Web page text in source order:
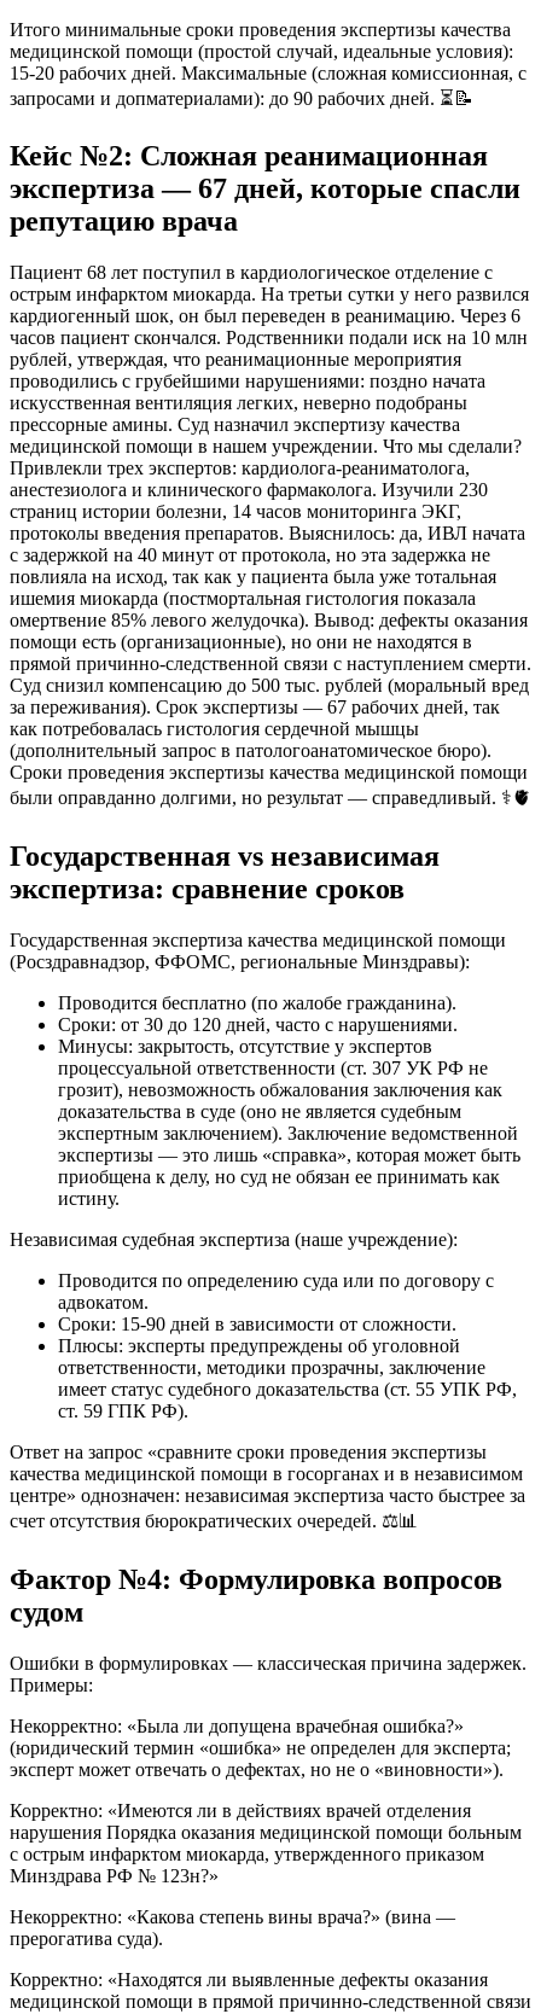
Итого минимальные сроки проведения экспертизы качества
медицинской помощи (простой случай, идеальные условия):
15-20 рабочих дней. Максимальные (сложная комиссионная, с
запросами и допматериалами): до 90 рабочих дней. ⏳📝
Кейс №2: Сложная реанимационная
экспертиза — 67 дней, которые спасли
репутацию врача
Пациент 68 лет поступил в кардиологическое отделение с
острым инфарктом миокарда. На третьи сутки у него развился
кардиогенный шок, он был переведен в реанимацию. Через 6
часов пациент скончался. Родственники подали иск на 10 млн
рублей, утверждая, что реанимационные мероприятия
проводились с грубейшими нарушениями: поздно начата
искусственная вентиляция легких, неверно подобраны
прессорные амины. Суд назначил экспертизу качества
медицинской помощи в нашем учреждении. Что мы сделали?
Привлекли трех экспертов: кардиолога-реаниматолога,
анестезиолога и клинического фармаколога. Изучили 230
страниц истории болезни, 14 часов мониторинга ЭКГ,
протоколы введения препаратов. Выяснилось: да, ИВЛ начата
с задержкой на 40 минут от протокола, но эта задержка не
повлияла на исход, так как у пациента была уже тотальная
ишемия миокарда (постмортальная гистология показала
омертвение 85% левого желудочка). Вывод: дефекты оказания
помощи есть (организационные), но они не находятся в
прямой причинно-следственной связи с наступлением смерти.
Суд снизил компенсацию до 500 тыс. рублей (моральный вред
за переживания). Срок экспертизы — 67 рабочих дней, так
как потребовалась гистология сердечной мышцы
(дополнительный запрос в патологоанатомическое бюро).
Сроки проведения экспертизы качества медицинской помощи
были оправданно долгими, но результат — справедливый. ⚕️🫀
Государственная vs независимая
экспертиза: сравнение сроков
Государственная экспертиза качества медицинской помощи
(Росздравнадзор, ФФОМС, региональные Минздравы):
Проводится бесплатно (по жалобе гражданина).
Сроки: от 30 до 120 дней, часто с нарушениями.
Минусы: закрытость, отсутствие у экспертов
процессуальной ответственности (ст. 307 УК РФ не
грозит), невозможность обжалования заключения как
доказательства в суде (оно не является судебным
экспертным заключением). Заключение ведомственной
экспертизы — это лишь «справка», которая может быть
приобщена к делу, но суд не обязан ее принимать как
истину.
Независимая судебная экспертиза (наше учреждение):
Проводится по определению суда или по договору с
адвокатом.
Сроки: 15-90 дней в зависимости от сложности.
Плюсы: эксперты предупреждены об уголовной
ответственности, методики прозрачны, заключение
имеет статус судебного доказательства (ст. 55 УПК РФ,
ст. 59 ГПК РФ).
Ответ на запрос «сравните сроки проведения экспертизы
качества медицинской помощи в госорганах и в независимом
центре» однозначен: независимая экспертиза часто быстрее за
счет отсутствия бюрократических очередей. ⚖️📊
Фактор №4: Формулировка вопросов
судом
Ошибки в формулировках — классическая причина задержек.
Примеры:
Некорректно: «Была ли допущена врачебная ошибка?»
(юридический термин «ошибка» не определен для эксперта;
эксперт может отвечать о дефектах, но не о «виновности»).
Корректно: «Имеются ли в действиях врачей отделения
нарушения Порядка оказания медицинской помощи больным
с острым инфарктом миокарда, утвержденного приказом
Минздрава РФ № 123н?»
Некорректно: «Какова степень вины врача?» (вина —
прерогатива суда).
Корректно: «Находятся ли выявленные дефекты оказания
медицинской помощи в прямой причинно-следственной связи